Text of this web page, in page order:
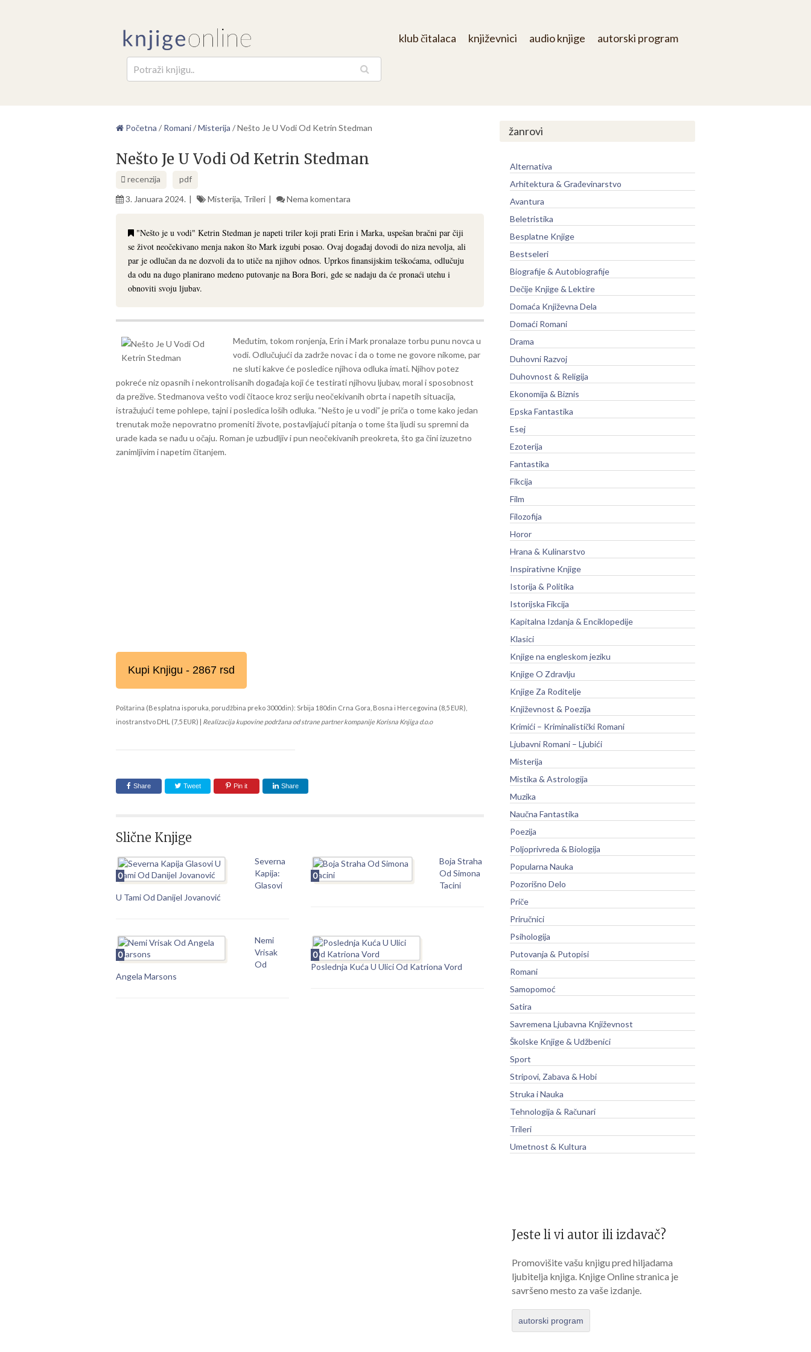
klub čitalaca književnici audio knjige autorski program
Početna / Romani/Misterija /Nešto Je U Vodi Od Ketrin Stedman
Nešto Je U Vodi Od Ketrin Stedman
recenzija
pdf
3. Januara 2024.
Misterija, Trileri Nema komentara
"Nešto je u vodi" Ketrin Stedman je napeti triler koji prati Erin i Marka, uspešan bračni par čiji
se život neočekivano menja nakon što Mark izgubi posao. Ovaj događaj dovodi do niza nevolja, ali
par je odlučan da ne dozvoli da to utiče na njihov odnos. Uprkos finansijskim teškoćama, odlučuju
da odu na dugo planirano medeno putovanje na Bora Bori, gde se nadaju da će pronaći utehu i
obnoviti svoju ljubav.
Međutim, tokom ronjenja, Erin i Mark pronalaze torbu punu novca u
vodi. Odlučujući da zadrže novac i da o tome ne govore nikome, par
ne sluti kakve će posledice njihova odluka imati. Njihov potez
pokreće niz opasnih i nekontrolisanih događaja koji će testirati njihovu ljubav, moral i sposobnost
da prežive. Stedmanova vešto vodi čitaoce kroz seriju neočekivanih obrta i napetih situacija,
istražujući teme pohlepe, tajni i posledica loših odluka. “Nešto je u vodi” je priča o tome kako jedan
trenutak može nepovratno promeniti živote, postavljajući pitanja o tome šta ljudi su spremni da
urade kada se nađu u očaju. Roman je uzbudljiv i pun neočekivanih preokreta, što ga čini izuzetno
zanimljivim i napetim čitanjem.
Kupi Knjigu - 2867 rsd
Poštarina (Besplatna isporuka, porudžbina preko 3000din): Srbija 180din Crna Gora, Bosna i Hercegovina (8,5 EUR),
inostranstvo DHL (7,5 EUR) | Realizacija kupovine podržana od strane partner kompanije Korisna Knjiga d.o.o
Share Tweet Pin it Share
Slične Knjige
0
Severna
Kapija:
Glasovi
U Tami Od Danijel Jovanović
0
Boja Straha
Od Simona
Tacini
0
Nemi
Vrisak
Od
Angela Marsons
0
Poslednja Kuća U Ulici Od Katriona Vord
žanrovi
Alternativa
Arhitektura & Građevinarstvo
Avantura
Beletristika
Besplatne Knjige
Bestseleri
Biografije & Autobiografije
Dečije Knjige & Lektire
Domaća Književna Dela
Domaći Romani
Drama
Duhovni Razvoj
Duhovnost & Religija
Ekonomija & Biznis
Epska Fantastika
Esej
Ezoterija
Fantastika
Fikcija
Film
Filozofija
Horor
Hrana & Kulinarstvo
Inspirativne Knjige
Istorija & Politika
Istorijska Fikcija
Kapitalna Izdanja & Enciklopedije
Klasici
Knjige na engleskom jeziku
Knjige O Zdravlju
Knjige Za Roditelje
Književnost & Poezija
Krimići – Kriminalistički Romani
Ljubavni Romani – Ljubići
Misterija
Mistika & Astrologija
Muzika
Naučna Fantastika
Poezija
Poljoprivreda & Biologija
Popularna Nauka
Pozorišno Delo
Priče
Priručnici
Psihologija
Putovanja & Putopisi
Romani
Samopomoć
Satira
Savremena Ljubavna Književnost
Školske Knjige & Udžbenici
Sport
Stripovi, Zabava & Hobi
Struka i Nauka
Tehnologija & Računari
Trileri
Umetnost & Kultura
Jeste li vi autor ili izdavač?
Promovišite vašu knjigu pred hiljadama
ljubitelja knjiga. Knjige Online stranica je
savršeno mesto za vaše izdanje.
autorski program